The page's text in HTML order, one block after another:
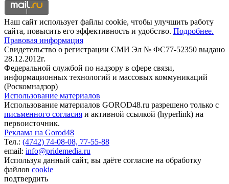
Наш сайт использует файлы cookie, чтобы улучшить работу
сайта, повысить его эффективность и удобство. Подробнее.
Правовая информация
Свидетельство о регистрации СМИ Эл № ФС77-52350 выдано
28.12.2012г.
Федеральной службой по надзору в сфере связи,
информационных технологий и массовых коммуникаций
(Роскомнадзор)
Использование материалов
Использование материалов GOROD48.ru разрешено только с
письменного согласия и активной ссылкой (hyperlink) на
первоисточник.
Реклама на Gorod48
Тел.: (4742) 74-08-08, 77-55-88
email: info@pridemedia.ru
Используя данный сайт, вы даёте согласие на обработку
файлов cookie
подтвердить